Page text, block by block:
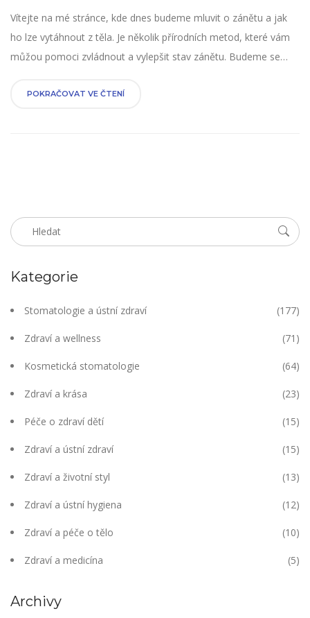
Vítejte na mé stránce, kde dnes budeme mluvit o zánětu a jak
ho lze vytáhnout z těla. Je několik přírodních metod, které vám
můžou pomoci zvládnout a vylepšit stav zánětu. Budeme se
význam pro naše zdraví. Doufám, že získáte cenné informace a
POKRAČOVAT VE ČTENÍ
Kategorie
Stomatologie a ústní zdraví (177)
Zdraví a wellness (71)
Kosmetická stomatologie (64)
Zdraví a krása (23)
Péče o zdraví dětí (15)
Zdraví a ústní zdraví (15)
Zdraví a životní styl (13)
Zdraví a ústní hygiena (12)
Zdraví a péče o tělo (10)
Zdraví a medicína (5)
Archivy